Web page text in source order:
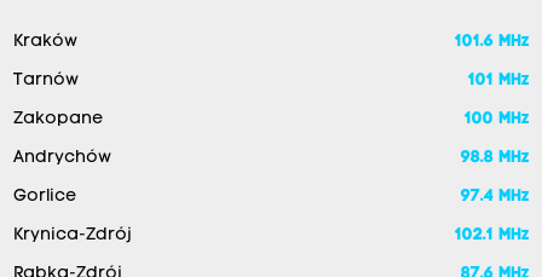
Kraków 101.6 MHz
Tarnów 101 MHz
Zakopane 100 MHz
Andrychów 98.8 MHz
Gorlice 97.4 MHz
Krynica-Zdrój 102.1 MHz